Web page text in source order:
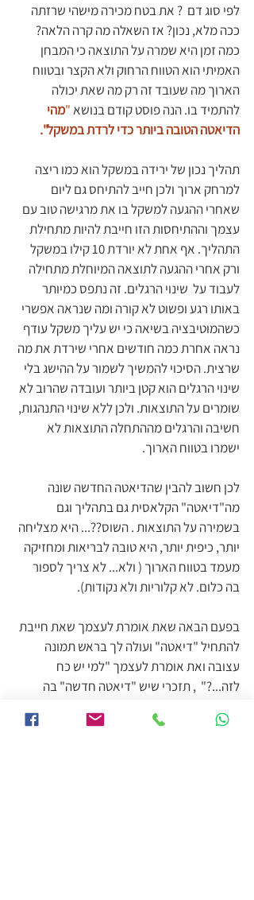
לפי סוג דם  ? את בטח מכירה מישהי שרזתה
ככה מלא, נכון? אז השאלה מה קרה הלאה?
כמה זמן היא שמרה על התוצאה כי המבחן
האמיתי הוא הטווח הרחוק ולא הקצר ובטווח
הארוך מה שעובד זה רק מה שאת יכולה
להתמיד בו. הנה פוסט קודם בנושא "מהי
הדיאטה הטובה ביותר כדי לרדת במשקל".
תהליך נכון של ירידה במשקל הוא כמו ריצה
למרחק ארוך ולכן חייב להתיחס גם ליום
שאחרי ההגעה למשקל בו את מרגישה טוב עם
עצמך וההתיחסות הזו חייבת להיות מתחילת
התהליך. אף אחת לא יורדת 10 קילו במשקל
ורק אחרי ההגעה לתוצאה המיוחלת מתחילה
לעבוד על  שינוי הרגלים. זה נתפס כמיותר
באותו רגע ופשוט לא קורה ומה שנראה אפשרי
כשהמוטיבציה בשיאה כי יש עליך משקל עודף
נראה אחרת כמה חודשים אחרי שירדת את מה
שרצית. הסיכוי להמשיך לשמור על ההישג בלי
שינוי הרגלים הוא קטן ביותר ועובדה שהרוב לא
שומרים על התוצאות. ולכן ללא שינוי התנהגות,
חשיבה והרגלים מההתחלה התוצאות לא
ישמרו בטווח הארוך.
לכן חשוב להבין שהדיאטה החדשה שונה
מה"דיאטה" הקלאסית גם בתהליך וגם
בשמירה על התוצאות . השוס??... היא מצליחה
יותר, כיפית יותר, היא טובה לבריאות ומחזיקה
מעמד בטווח הארוך ( ולא... לא צריך לספור
בה כלום. לא קלוריות ולא נקודות).
בפעם הבאה שאת אומרת לעצמך שאת חייבת
להתחיל "דיאטה" ועולה לך בראש תמונה
עצובה ואת אומרת לעצמך "למי יש כח
לזה...?"  , תזכרי שיש "דיאטה חדשה" בה